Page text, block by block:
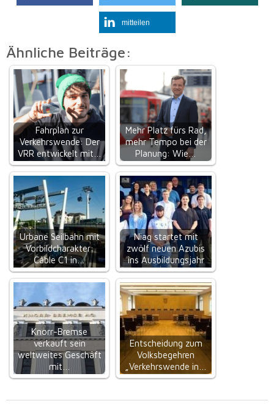
mitteilen
Ähnliche Beiträge:
Fahrplan zur
Verkehrswende: Der
VRR entwickelt mit…
Mehr Platz fürs Rad,
mehr Tempo bei der
Planung: Wie…
Urbane Seilbahn mit
Vorbildcharakter:
Câble C1 in…
Niag startet mit
zwölf neuen Azubis
ins Ausbildungsjahr
Knorr-Bremse
verkauft sein
weltweites Geschäft
mit…
Entscheidung zum
Volksbegehren
„Verkehrswende in…